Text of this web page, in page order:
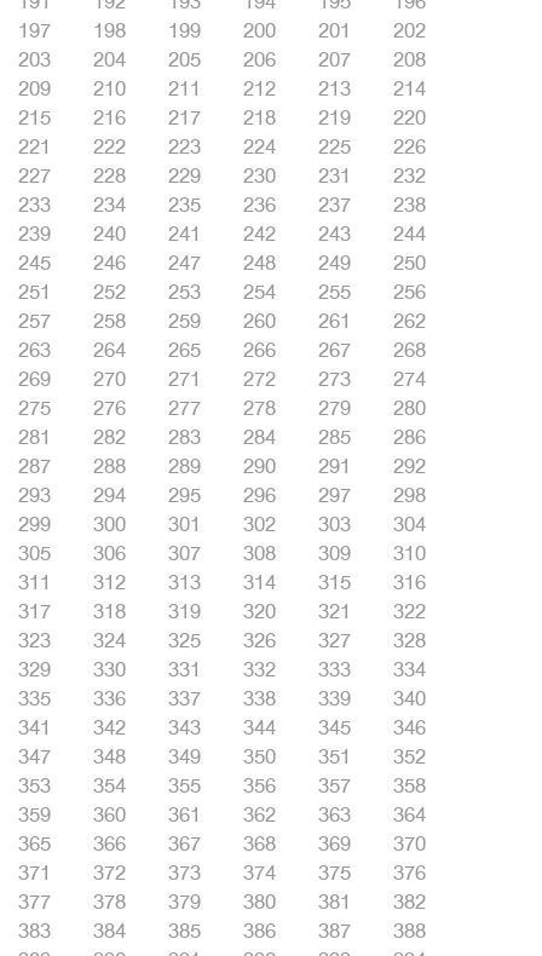
197
198 199 200 201
202
203
204 205 206 207
208
209
210 211 212 213
214
215
216 217 218 219
220
221
222 223 224 225
226
227
228 229 230 231
232
233
234 235 236 237
238
239
240 241 242 243
244
245
246 247 248 249
250
251
252 253 254 255
256
257
258 259 260 261
262
263
264 265 266 267
268
269
270 271 272 273
274
275
276 277 278 279
280
281
282 283 284 285
286
287
288 289 290 291
292
293
294 295 296 297
298
299
300 301 302 303
304
305
306 307 308 309
310
311
312 313 314 315
316
317
318 319 320 321
322
323
324 325 326 327
328
329
330 331 332 333
334
335
336 337 338 339
340
341
342 343 344 345
346
347
348 349 350 351
352
353
354 355 356 357
358
359
360 361 362 363
364
365
366 367 368 369
370
371
372 373 374 375
376
377
378 379 380 381
382
383
384 385 386 387
388